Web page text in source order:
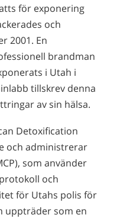
för exponering
och
2001. En
brandman
i Utah i
tillskrev denna
av sin hälsa.
Detoxification
och administrerar
som använder
och
för Utahs polis för
uppträder som en